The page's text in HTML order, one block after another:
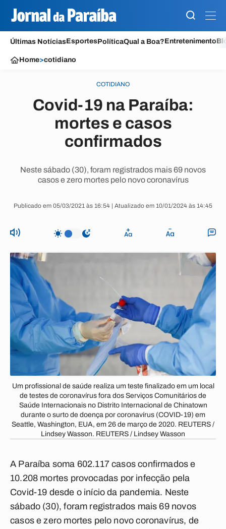
Últimas NotíciasEsportesPolíticaQual a Boa?Entretenimento
Home>cotidiano
COTIDIANO
Covid-19 na Paraíba:
mortes e casos
confirmados
Neste sábado (30), foram registrados mais 69 novos
casos e zero mortes pelo novo coronavírus
Publicado em 05/03/2021 às 16:54 | Atualizado em 10/01/2024 às 14:45
Um profissional de saúde realiza um teste finalizado em um local
de testes de coronavírus fora dos Serviços Comunitários de
Saúde Internacionais no Distrito Internacional de Chinatown
durante o surto de doença por coronavírus (COVID-19) em
Seattle, Washington, EUA, em 26 de março de 2020. REUTERS /
Lindsey Wasson. REUTERS / Lindsey Wasson
A Paraíba soma 602.117 casos confirmados e
10.208 mortes provocadas por infecção pela
Covid-19 desde o início da pandemia. Neste
sábado (30), foram registrados mais 69 novos
casos e zero mortes pelo novo coronavírus, de